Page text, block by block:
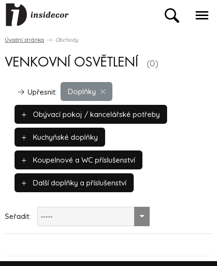
Úvodní stránka Obchody
VENKOVNÍ OSVĚTLENÍ (0)
Doplňky
Upřesnit:
Obývací pokoj / kancelářské potřeby
Kuchyňské doplňky
Koupelnové a WC příslušenství
Další doplňky a příslušenství
Seřadit: -----